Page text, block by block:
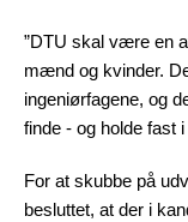
”DTU skal være en
mænd og kvinder.
ingeniørfagene, og
finde - og holde fast
For at skubbe på
besluttet, at der i